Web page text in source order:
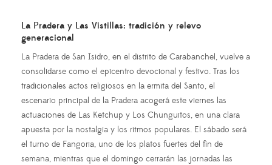
La Pradera y Las Vistillas: tradición y relevo
generacional
La Pradera de San Isidro, en el distrito de Carabanchel, vuelve a
consolidarse como el epicentro devocional y festivo. Tras los
tradicionales actos religiosos en la ermita del Santo, el
escenario principal de la Pradera acogerá este viernes las
actuaciones de Las Ketchup y Los Chunguitos, en una clara
apuesta por la nostalgia y los ritmos populares. El sábado será
el turno de Fangoria, uno de los platos fuertes del fin de
semana, mientras que el domingo cerrarán las jornadas las